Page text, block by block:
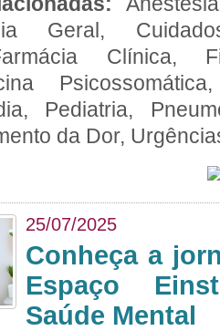
Geral,
Clínica,
Pediatria,
da Dor,
25/07/2025
Conheça a
Espaço
Saúde Mental